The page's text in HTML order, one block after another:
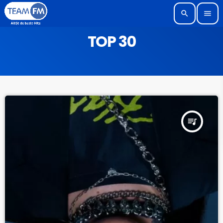
search menu
TOP 30
queue_music